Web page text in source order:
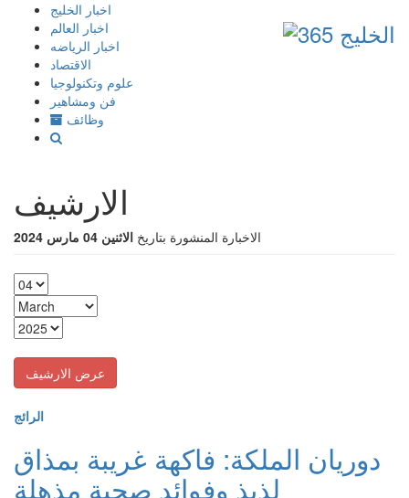
إذهب
المحتوى
اخبار الخليج
اخبار العالم
اخبار الرياضه
الاقتصاد
علوم وتكنولوجيا
فن ومشاهير
وظائف
الارشيف
الاخبارة المنشورة بتاريخ الاثنين 04 مارس 2024
الرائج
دوريان الملكة: فاكهة غريبة بمذاق
لذيذ وفوائد صحية مذهلة